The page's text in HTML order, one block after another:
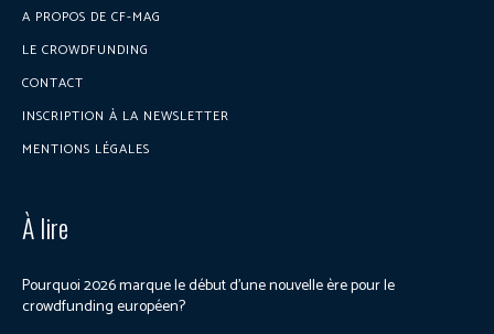
A PROPOS DE CF-MAG
LE CROWDFUNDING
CONTACT
INSCRIPTION À LA NEWSLETTER
MENTIONS LÉGALES
À lire
Pourquoi 2026 marque le début d’une nouvelle ère pour le
crowdfunding européen?